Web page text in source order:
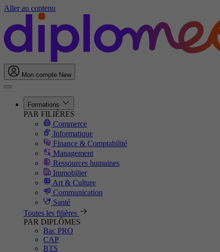
Aller au contenu
Mon compte New
Formations
PAR FILIÈRES
Commerce
Informatique
Finance & Comptabilité
Management
Ressources humaines
Immobilier
Art & Culture
Communication
Santé
Toutes les filières
PAR DIPLÔMES
Bac PRO
CAP
BTS